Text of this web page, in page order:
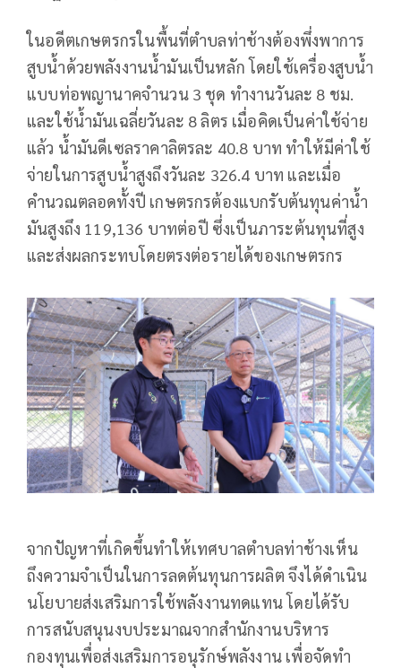
ในอดีตเกษตรกรในพื้นที่ตำบลท่าช้างต้องพึ่งพาการ
สูบน้ำด้วยพลังงานน้ำมันเป็นหลัก โดยใช้เครื่องสูบน้ำ
แบบท่อพญานาคจำนวน 3 ชุด ทำงานวันละ 8 ชม.
และใช้น้ำมันเฉลี่ยวันละ 8 ลิตร เมื่อคิดเป็นค่าใช้จ่าย
แล้ว น้ำมันดีเซลราคาลิตรละ 40.8 บาท ทำให้มีค่าใช้
จ่ายในการสูบน้ำสูงถึงวันละ 326.4 บาท และเมื่อ
คำนวณตลอดทั้งปี เกษตรกรต้องแบกรับต้นทุนค่าน้ำ
มันสูงถึง 119,136 บาทต่อปี ซึ่งเป็นภาระต้นทุนที่สูง
และส่งผลกระทบโดยตรงต่อรายได้ของเกษตรกร
จากปัญหาที่เกิดขึ้นทำให้เทศบาลตำบลท่าช้างเห็น
ถึงความจำเป็นในการลดต้นทุนการผลิต จึงได้ดำเนิน
นโยบายส่งเสริมการใช้พลังงานทดแทน โดยได้รับ
การสนับสนุนงบประมาณจากสำนักงานบริหาร
กองทุนเพื่อส่งเสริมการอนุรักษ์พลังงาน เพื่อจัดทำ